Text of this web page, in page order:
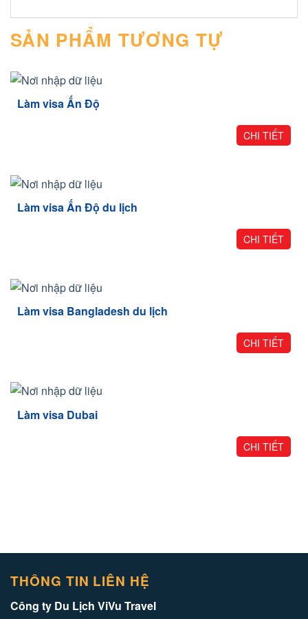
SẢN PHẨM TƯƠNG TỰ
Làm visa Ấn Độ
CHI TIẾT
Làm visa Ấn Độ du lịch
CHI TIẾT
Làm visa Bangladesh du lịch
CHI TIẾT
Làm visa Dubai
CHI TIẾT
THÔNG TIN LIÊN HỆ
Công ty Du Lịch ViVu Travel